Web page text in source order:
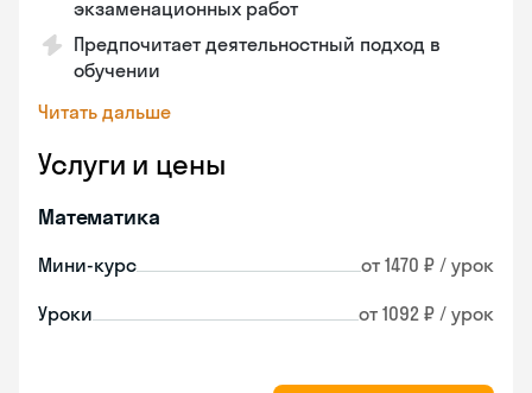
экзаменационных работ
Предпочитает деятельностный подход в
обучении
Читать дальше
Услуги и цены
Математика
Мини-курс от 1470 ₽ / урок
Уроки от 1092 ₽ / урок